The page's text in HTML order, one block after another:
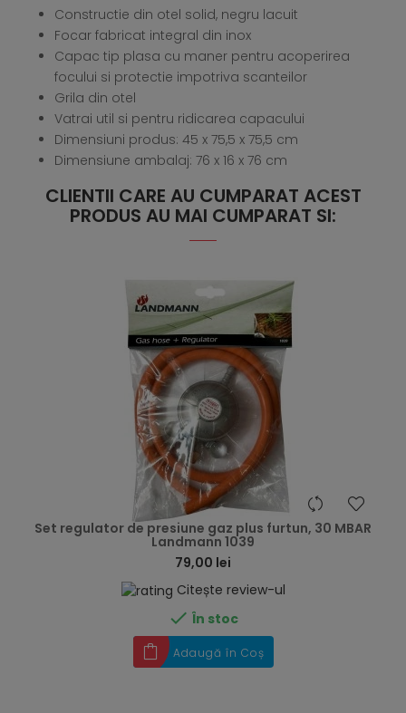
Constructie din otel solid, negru lacuit
Focar fabricat integral din inox
Capac tip plasa cu maner pentru acoperirea
focului si protectie impotriva scanteilor
Grila din otel
Vatrai util si pentru ridicarea capacului
Dimensiuni produs: 45 x 75,5 x 75,5 cm
Dimensiune ambalaj: 76 x 16 x 76 cm
CLIENTII CARE AU CUMPARAT ACEST
PRODUS AU MAI CUMPARAT SI:
Set regulator de presiune gaz plus furtun, 30 MBAR
Landmann 1039
79,00 lei
Citește review-ul
 În stoc
Adaugă în Coș